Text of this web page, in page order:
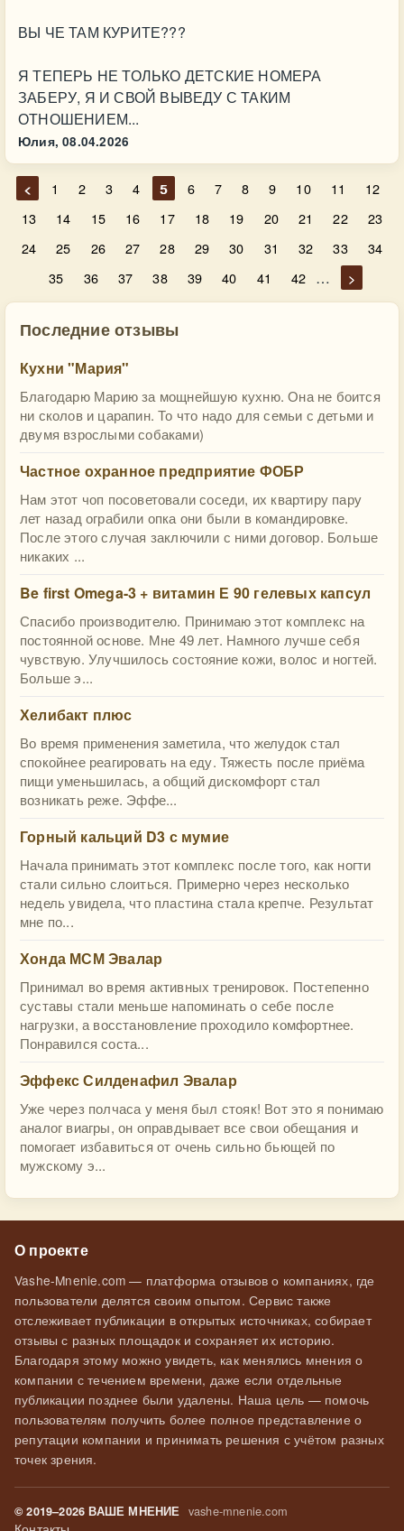
ВЫ ЧЕ ТАМ КУРИТЕ???
Я ТЕПЕРЬ НЕ ТОЛЬКО ДЕТСКИЕ НОМЕРА
ЗАБЕРУ, Я И СВОЙ ВЫВЕДУ С ТАКИМ
ОТНОШЕНИЕМ...
Юлия, 08.04.2026
< 1 2 3 4 5 6 7 8 9 10 11
12
13
14 15 16 17 18 19 20 21 22
23
24
25 26 27 28 29 30 31 32 33
34
35
36 37 38 39 40 41 42 … >
Последние отзывы
Кухни "Мария"
Благодарю Марию за мощнейшую кухню. Она не боится
ни сколов и царапин. То что надо для семьи с детьми и
двумя взрослыми собаками)
Частное охранное предприятие ФОБР
Нам этот чоп посоветовали соседи, их квартиру пару
лет назад ограбили опка они были в командировке.
После этого случая заключили с ними договор. Больше
никаких ...
Be first Omega-3 + витамин Е 90 гелевых капсул
Спасибо производителю. Принимаю этот комплекс на
постоянной основе. Мне 49 лет. Намного лучше себя
чувствую. Улучшилось состояние кожи, волос и ногтей.
Больше э...
Хелибакт плюс
Во время применения заметила, что желудок стал
спокойнее реагировать на еду. Тяжесть после приёма
пищи уменьшилась, а общий дискомфорт стал
возникать реже. Эффе...
Горный кальций D3 с мумие
Начала принимать этот комплекс после того, как ногти
стали сильно слоиться. Примерно через несколько
недель увидела, что пластина стала крепче. Результат
мне по...
Хонда МСМ Эвалар
Принимал во время активных тренировок. Постепенно
суставы стали меньше напоминать о себе после
нагрузки, а восстановление проходило комфортнее.
Понравился соста...
Эффекс Силденафил Эвалар
Уже через полчаса у меня был стояк! Вот это я понимаю
аналог виагры, он оправдывает все свои обещания и
помогает избавиться от очень сильно бьющей по
мужскому э...
О проекте
Vashe-Mnenie.com — платформа отзывов о компаниях, где
пользователи делятся своим опытом. Сервис также
отслеживает публикации в открытых источниках, собирает
отзывы с разных площадок и сохраняет их историю.
Благодаря этому можно увидеть, как менялись мнения о
компании с течением времени, даже если отдельные
публикации позднее были удалены. Наша цель — помочь
пользователям получить более полное представление о
репутации компании и принимать решения с учётом разных
точек зрения.
© 2019–2026 ВАШЕ МНЕНИЕ vashe-mnenie.com